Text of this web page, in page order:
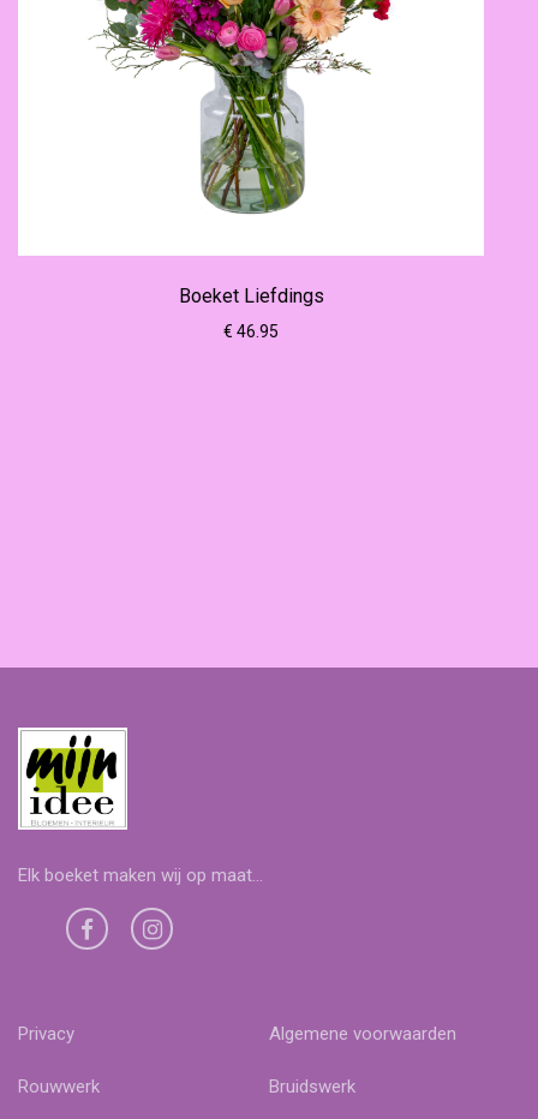
Boeket Liefdings
€ 46.95
Elk boeket maken wij op maat...
Privacy Algemene voorwaarden
Rouwwerk Bruidswerk